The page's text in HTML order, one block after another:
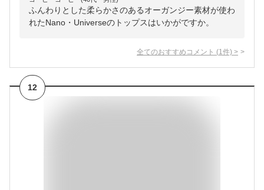
ふんわりとした柔らかさのあるオーガンジー素材が使わ
れたNano・Universeのトップスはいかがですか。
全てのおすすめコメント (1 件) >
12